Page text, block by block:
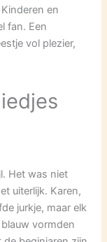
en
fan. Een
vol plezier,
Het was niet
uiterlijk. Karen,
jurkje, maar elk
vormden